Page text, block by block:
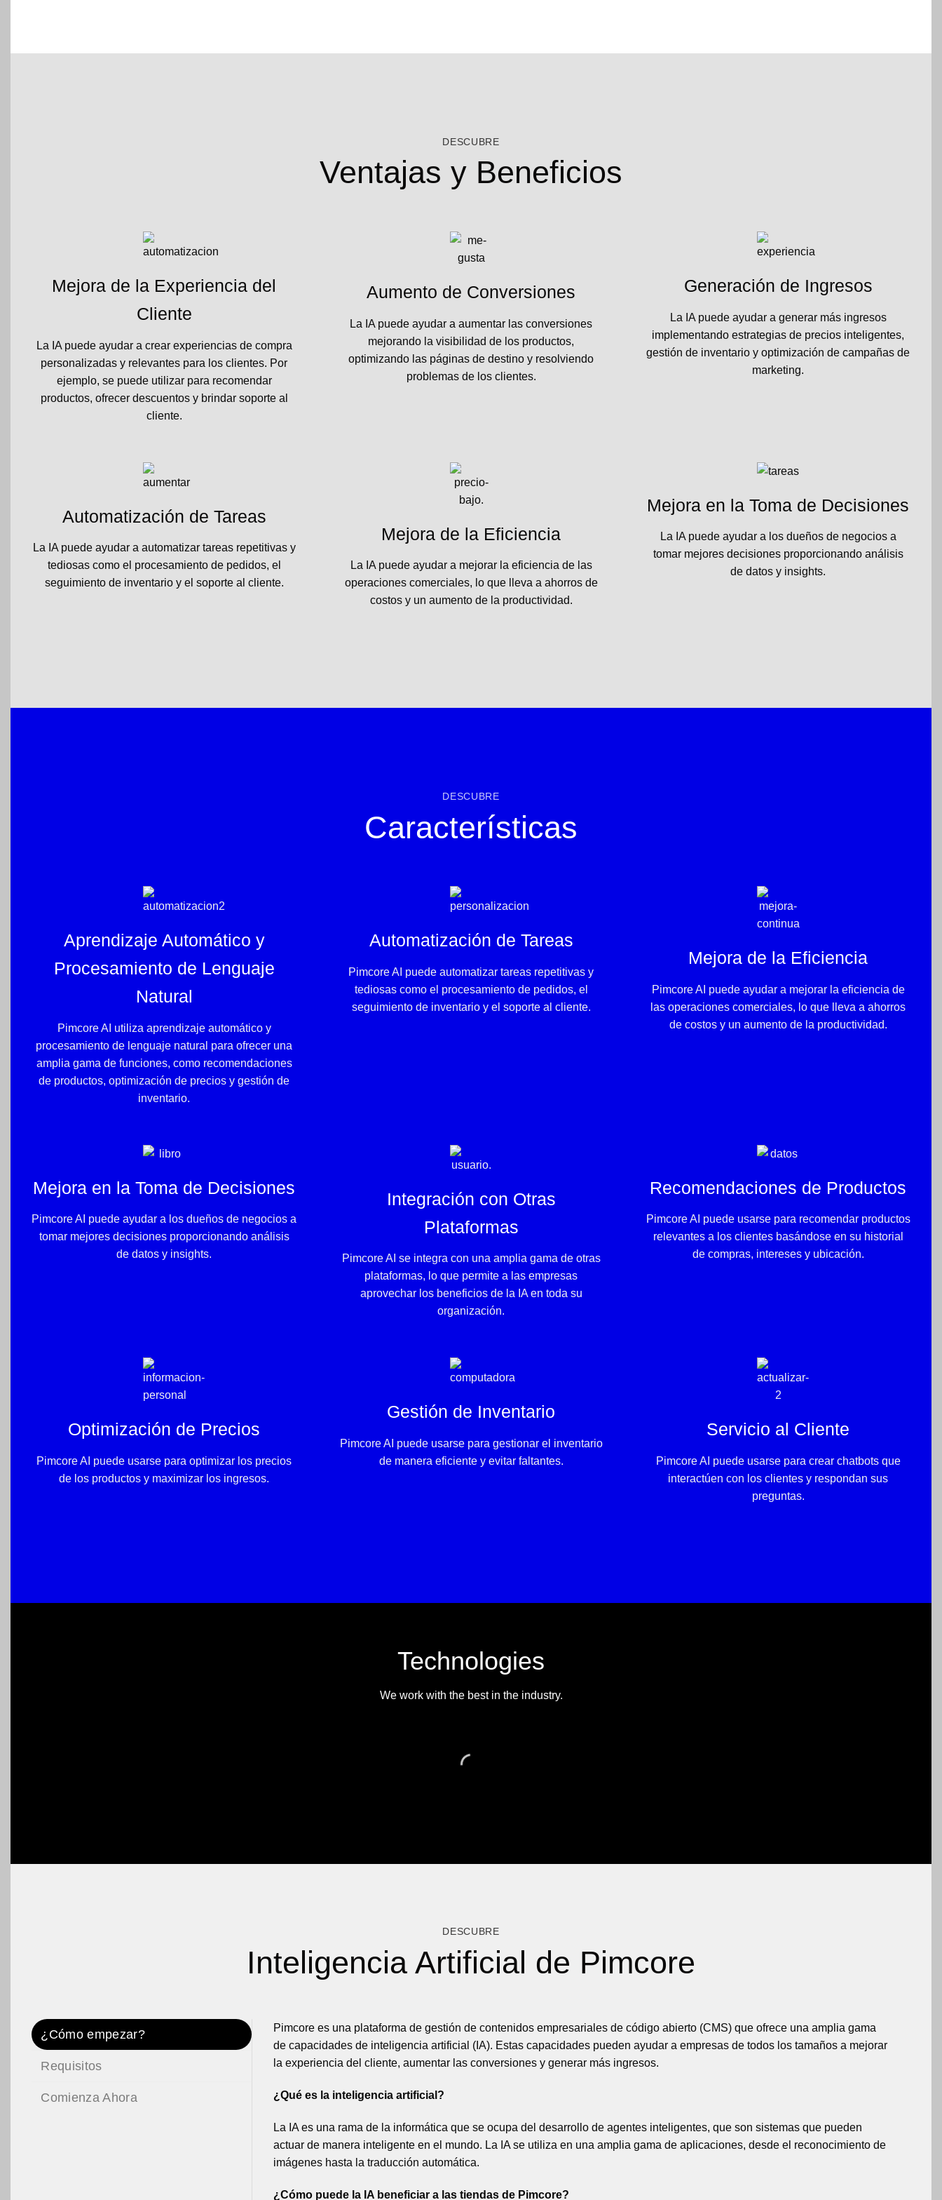
DESCUBRE
Ventajas y Beneficios
Mejora de la Experiencia del
Cliente
La IA puede ayudar a crear experiencias de compra
personalizadas y relevantes para los clientes. Por
ejemplo, se puede utilizar para recomendar
productos, ofrecer descuentos y brindar soporte al
cliente.
Aumento de Conversiones
La IA puede ayudar a aumentar las conversiones
mejorando la visibilidad de los productos,
optimizando las páginas de destino y resolviendo
problemas de los clientes.
Generación de Ingresos
La IA puede ayudar a generar más ingresos
implementando estrategias de precios inteligentes,
gestión de inventario y optimización de campañas de
marketing.
Automatización de Tareas
La IA puede ayudar a automatizar tareas repetitivas y
tediosas como el procesamiento de pedidos, el
seguimiento de inventario y el soporte al cliente.
Mejora de la Eficiencia
La IA puede ayudar a mejorar la eficiencia de las
operaciones comerciales, lo que lleva a ahorros de
costos y un aumento de la productividad.
Mejora en la Toma de Decisiones
La IA puede ayudar a los dueños de negocios a
tomar mejores decisiones proporcionando análisis
de datos y insights.
DESCUBRE
Características
Aprendizaje Automático y
Procesamiento de Lenguaje
Natural
Pimcore AI utiliza aprendizaje automático y
procesamiento de lenguaje natural para ofrecer una
amplia gama de funciones, como recomendaciones
de productos, optimización de precios y gestión de
inventario.
Automatización de Tareas
Pimcore AI puede automatizar tareas repetitivas y
tediosas como el procesamiento de pedidos, el
seguimiento de inventario y el soporte al cliente.
Mejora de la Eficiencia
Pimcore AI puede ayudar a mejorar la eficiencia de
las operaciones comerciales, lo que lleva a ahorros
de costos y un aumento de la productividad.
Mejora en la Toma de Decisiones
Pimcore AI puede ayudar a los dueños de negocios a
tomar mejores decisiones proporcionando análisis
de datos y insights.
Integración con Otras
Plataformas
Pimcore AI se integra con una amplia gama de otras
plataformas, lo que permite a las empresas
aprovechar los beneficios de la IA en toda su
organización.
Recomendaciones de Productos
Pimcore AI puede usarse para recomendar productos
relevantes a los clientes basándose en su historial
de compras, intereses y ubicación.
Optimización de Precios
Pimcore AI puede usarse para optimizar los precios
de los productos y maximizar los ingresos.
Gestión de Inventario
Pimcore AI puede usarse para gestionar el inventario
de manera eficiente y evitar faltantes.
Servicio al Cliente
Pimcore AI puede usarse para crear chatbots que
interactúen con los clientes y respondan sus
preguntas.
Technologies
We work with the best in the industry.
DESCUBRE
Inteligencia Artificial de Pimcore
¿Cómo empezar?
Requisitos
Comienza Ahora
Pimcore es una plataforma de gestión de contenidos empresariales de código abierto (CMS) que ofrece una amplia gama
de capacidades de inteligencia artificial (IA). Estas capacidades pueden ayudar a empresas de todos los tamaños a mejorar
la experiencia del cliente, aumentar las conversiones y generar más ingresos.
¿Qué es la inteligencia artificial?
La IA es una rama de la informática que se ocupa del desarrollo de agentes inteligentes, que son sistemas que pueden
actuar de manera inteligente en el mundo. La IA se utiliza en una amplia gama de aplicaciones, desde el reconocimiento de
imágenes hasta la traducción automática.
¿Cómo puede la IA beneficiar a las tiendas de Pimcore?